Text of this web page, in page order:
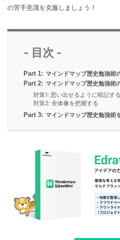
の苦手意識を克服しましょう！
- 目次 -
Part 1: マインドマップ歴史勉強術
Part 2: マインドマップ歴史勉強術
対策1: 思い出せるように暗記する
対策2: 全体像を把握する
Part 3: マインドマップ歴史勉強術